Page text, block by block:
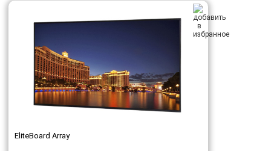
EliteBoard Array